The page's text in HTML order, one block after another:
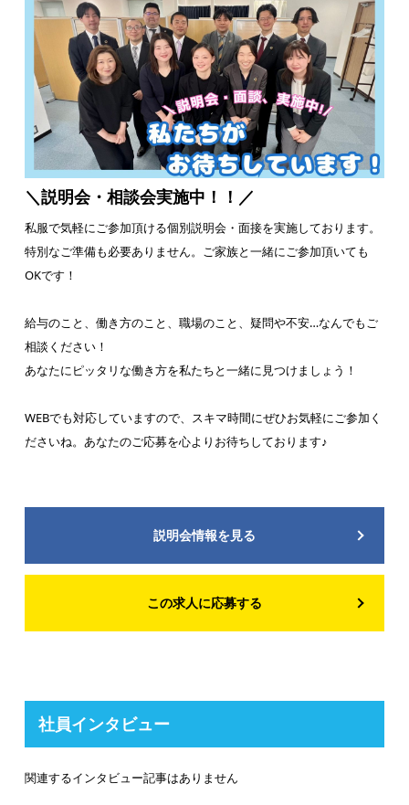
＼説明会・相談会実施中！！／
私服で気軽にご参加頂ける個別説明会・面接を実施しております。
特別なご準備も必要ありません。ご家族と一緒にご参加頂いても
OKです！
給与のこと、働き方のこと、職場のこと、疑問や不安…なんでもご
相談ください！
あなたにピッタリな働き方を私たちと一緒に見つけましょう！
WEBでも対応していますので、スキマ時間にぜひお気軽にご参加く
ださいね。あなたのご応募を心よりお待ちしております♪
説明会情報を見る
この求人に応募する
社員インタビュー
関連するインタビュー記事はありません